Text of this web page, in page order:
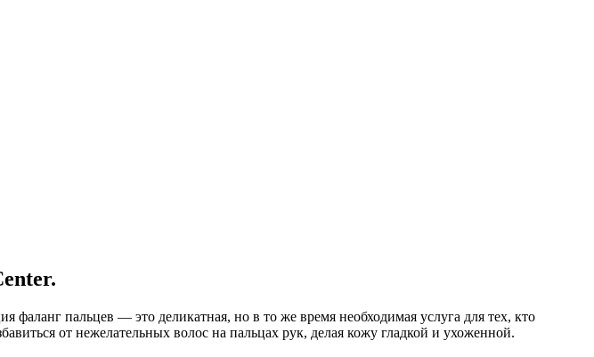
фаланг пальцев — это деликатная, но в то же время необходимая услуга для тех, кто
от нежелательных волос на пальцах рук, делая кожу гладкой и ухоженной.